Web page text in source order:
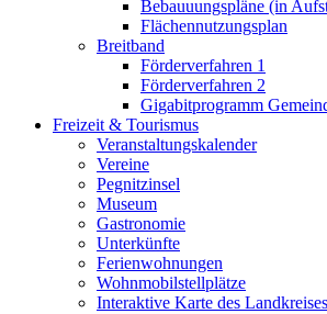
Bebauuungspläne (in
Flächennutzungsplan
Breitband
Förderverfahren 1
Förderverfahren 2
Gigabitprogramm
Freizeit & Tourismus
Veranstaltungskalender
Vereine
Pegnitzinsel
Museum
Gastronomie
Unterkünfte
Ferienwohnungen
Wohnmobilstellplätze
Interaktive Karte des Landkreises